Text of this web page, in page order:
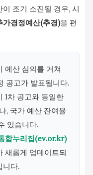
조기 소진될 경우, 시
가경정예산(추경)을 편
예산 심의를 거쳐
공고가 발표됩니다.
1차 공고와 동일한
, 국가 예산 잔여율
있습니다.
합누리집(ev.or.kr)
새롭게 업데이트되
니다.